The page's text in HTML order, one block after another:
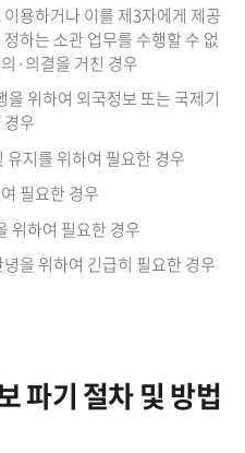
용하거나 이를 제3자에게 제공
하는 소관 업무를 수행할 수 없
·의결을 거친 경우
위하여 외국정보 또는 국제기
우
유지를 위하여 필요한 경우
필요한 경우
위하여 필요한 경우
을 위하여 긴급히 필요한 경우
파기 절차 및 방법